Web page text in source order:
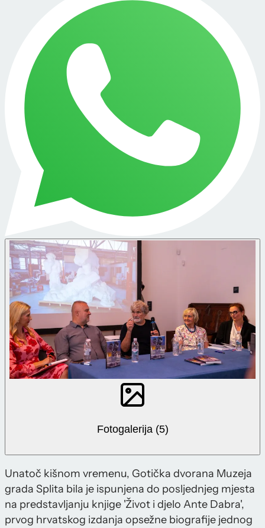
Fotogalerija (5)
Unatoč kišnom vremenu, Gotička dvorana Muzeja
grada Splita bila je ispunjena do posljednjeg mjesta
na predstavljanju knjige 'Život i djelo Ante Dabra',
prvog hrvatskog izdanja opsežne biografije jednog